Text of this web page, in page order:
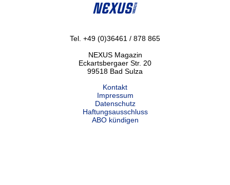
Tel. +49 (0)36461 / 878 865
NEXUS Magazin
Eckartsbergaer Str. 20
99518 Bad Sulza
Kontakt
Impressum
Datenschutz
Haftungsausschluss
ABO kündigen